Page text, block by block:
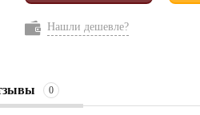
Нашли дешевле?
0